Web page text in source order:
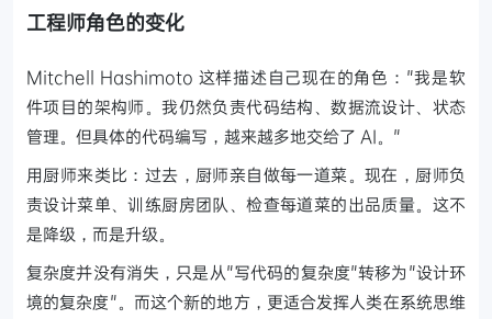
工程师角色的变化
Mitchell Hashimoto 这样描述自己现在的角色："我是软
件项目的架构师。我仍然负责代码结构、数据流设计、状态
管理。但具体的代码编写，越来越多地交给了 AI。"
用厨师来类比：过去，厨师亲自做每一道菜。现在，厨师负
责设计菜单、训练厨房团队、检查每道菜的出品质量。这不
是降级，而是升级。
复杂度并没有消失，只是从"写代码的复杂度"转移为"设计环
境的复杂度"。而这个新的地方，更适合发挥人类在系统思维